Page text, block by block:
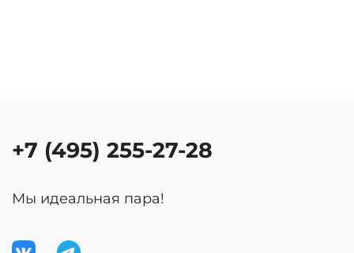
+7 (495) 255-27-28
Мы идеальная пара!